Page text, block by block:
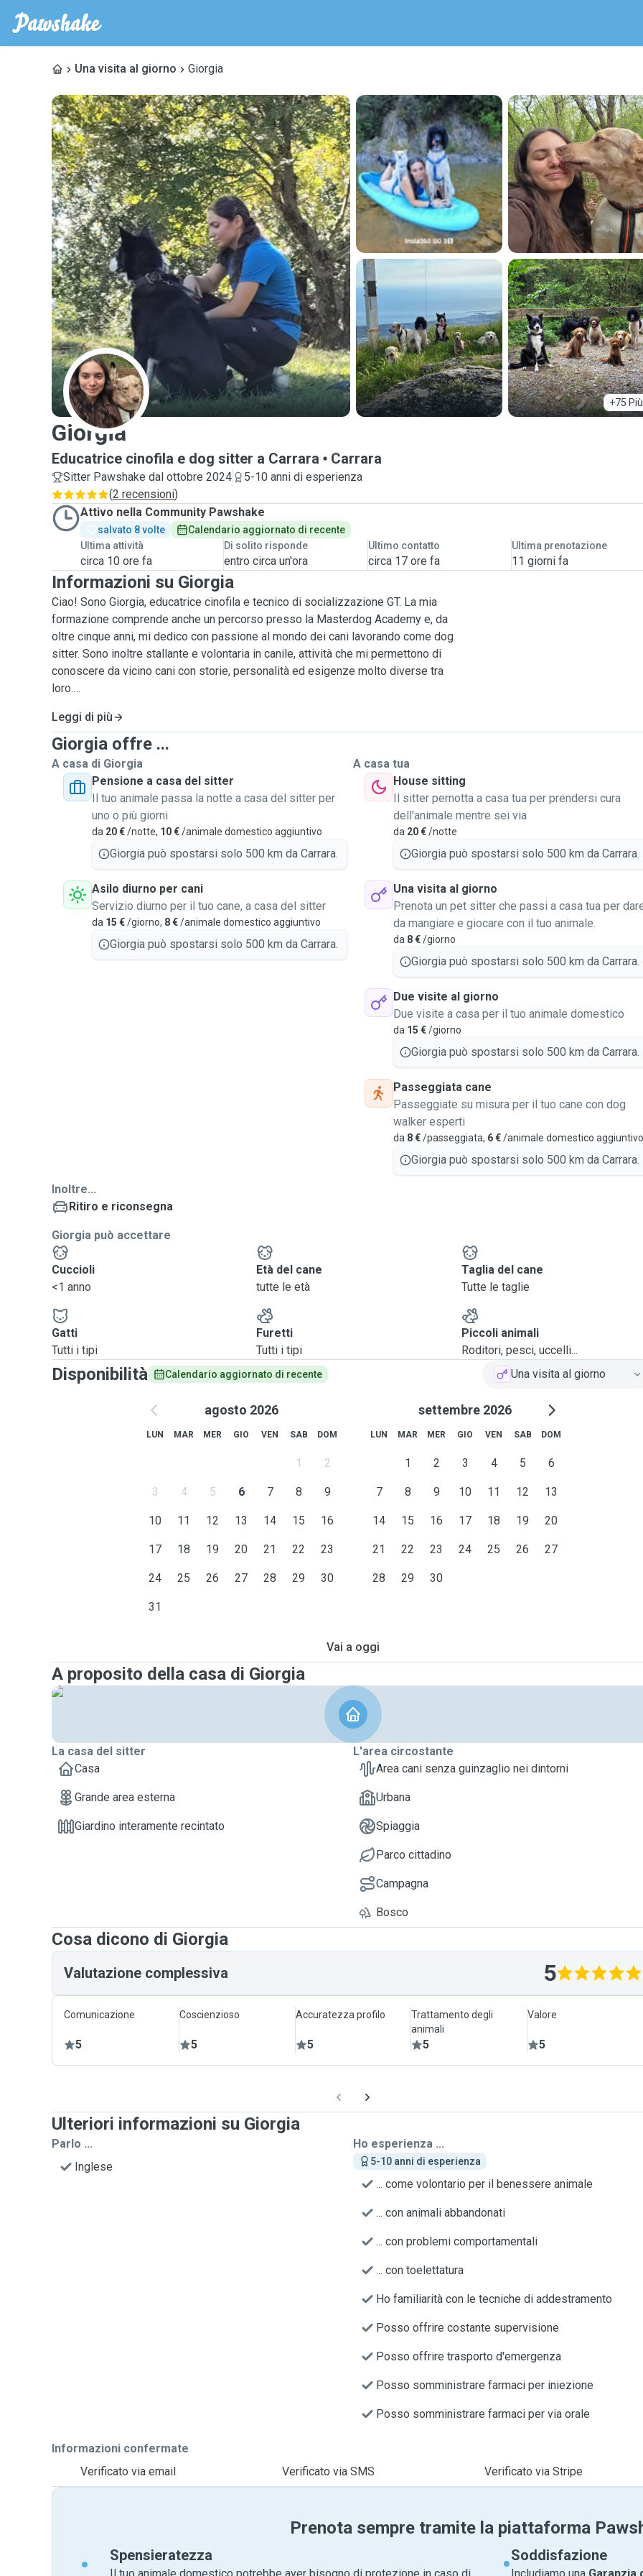
Una visita al giorno Giorgia
+75 Più
G
Giorgia
Educatrice cinofila e dog sitter a Carrara Carrara
Sitter Pawshake dal ottobre 2024
5-10 anni di esperienza
(2 recensioni)
Attivo nella Community Pawshake
salvato 8 volte
Calendario aggiornato di recente
Ultima attività
circa 10 ore fa
Di solito risponde
entro circa un'ora
Ultimo contatto
circa 17 ore fa
Ultima prenotazione
11 giorni fa
Informazioni su Giorgia
Ciao! Sono Giorgia, educatrice cinofila e tecnico di socializzazione GT. La mia
formazione comprende anche un percorso presso la Masterdog Academy e, da
oltre cinque anni, mi dedico con passione al mondo dei cani lavorando come dog
sitter. Sono inoltre stallante e volontaria in canile, attività che mi permettono di
conoscere da vicino cani con storie, personalità ed esigenze molto diverse tra
loro.
Organizzo passeggiate, asili e servizi di pensione immersi nella natura,
ambienti studiati per offrire a ogni cane la possibilità di esplorare, rilassarsi e
socializzare in totale sicurezza. Mi impegno affinché ogni esperienza con me
sia un momento di vero benessere: i cani vengono accolti come fossero a casa
propria, circondati da attenzioni, cura e profondo rispetto.
Sono in continua formazione e seguo anche percorsi con cani che presentano
Il mio obiettivo? Far sentire ogni cane sereno, appagato e felice, costruendo un
legame autentico fondato su fiducia, empatia e rispetto reciproco.
Leggi di più
Giorgia offre ...
A casa di Giorgia
Pensione a casa del sitter
Il tuo animale passa la notte a casa del sitter per
uno o più giorni
da 20 €/notte, 10 €/animale domestico aggiuntivo
Giorgia può spostarsi solo 500 km da Carrara.
Asilo diurno per cani
Servizio diurno per il tuo cane, a casa del sitter
da 15 €/giorno, 8 €/animale domestico aggiuntivo
Giorgia può spostarsi solo 500 km da Carrara.
A casa tua
House sitting
Il sitter pernotta a casa tua per prendersi cura
dell'animale mentre sei via
da 20 €/notte
Giorgia può spostarsi solo 500 km da Carrara.
Una visita al giorno
Prenota un pet sitter che passi a casa tua per
da mangiare e giocare con il tuo animale.
da 8 €/giorno
Giorgia può spostarsi solo 500 km da Carrara.
Due visite al giorno
Due visite a casa per il tuo animale domestico
da 15 €/giorno
Giorgia può spostarsi solo 500 km da Carrara.
Passeggiata cane
Passeggiate su misura per il tuo cane con dog
walker esperti
da 8 €/passeggiata, 6 €/animale domestico aggiuntivo
Giorgia può spostarsi solo 500 km da Carrara.
Inoltre...
Ritiro e riconsegna
Giorgia può accettare
Cuccioli
<1 anno
Età del cane
tutte le età
Taglia del cane
Tutte le taglie
Gatti
Tutti i tipi
Furetti
Tutti i tipi
Piccoli animali
Roditori, pesci, uccelli...
Disponibilità Calendario aggiornato di recente Una visita al giorno
agosto 2026
LUN MAR MER GIO VEN SAB DOM
1 2
3 4 5 6 7 8 9
10 11 12 13 14 15 16
17 18 19 20 21 22 23
24 25 26 27 28 29 30
31
settembre 2026
LUN MAR MER GIO VEN SAB DOM
1 2 3 4 5 6
7 8 9 10 11 12 13
14 15 16 17 18 19 20
21 22 23 24 25 26 27
28 29 30
Vai a oggi
A proposito della casa di Giorgia
La casa del sitter
Casa
Grande area esterna
Giardino interamente recintato
L'area circostante
Area cani senza guinzaglio nei dintorni
Urbana
Spiaggia
Parco cittadino
Campagna
Bosco
Cosa dicono di Giorgia
Valutazione complessiva 5
Comunicazione
5
Coscienzioso
5
Accuratezza profilo
5
Trattamento degli
animali
5
Valore
5
Ulteriori informazioni su Giorgia
Parlo ...
Inglese
Ho esperienza ...
5-10 anni di esperienza
... come volontario per il benessere animale
... con animali abbandonati
... con problemi comportamentali
... con toelettatura
Ho familiarità con le tecniche di addestramento
Posso offrire costante supervisione
Posso offrire trasporto d'emergenza
Posso somministrare farmaci per iniezione
Posso somministrare farmaci per via orale
Informazioni confermate
Verificato via email
Verificato via SMS Verificato via Stripe
Prenota sempre tramite la piattaforma
Spensieratezza Soddisfazione